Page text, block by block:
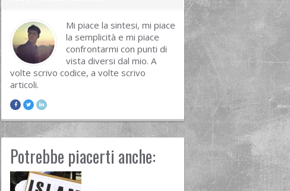
Mi piace la sintesi, mi piace
la semplicità e mi piace
confrontarmi con punti di
vista diversi dal mio. A
volte scrivo codice, a volte scrivo
articoli.
Potrebbe piacerti anche: